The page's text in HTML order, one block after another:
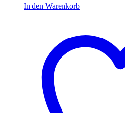
In den Warenkorb